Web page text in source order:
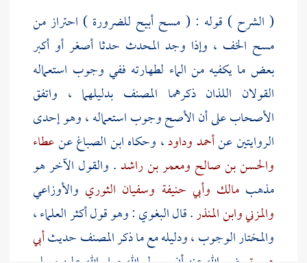
( الشرح ) قوله : ( مسح أبيح للضرورة ) احتراز من
مسح الخف ، وإذا وجد المحدث حدثا أصغر أو أكبر
بعض ما يكفيه من الماء لطهارته ففي وجوب استعماله
القولان اللذان ذكرهما المصنف بدليلهما ، واتفق
الأصحاب على أن الأصح وجوب استعماله ، وهو إحدى
الروايتين عنأحمدوداود، وحكاهابن الصباغعنعطاء
والحسن بن صالح ومعمر بن راشد. والقول الآخر هو
مذهبمالك وأبي حنيفة وسفيان الثوري والأوزاعي
والمزنيوابن المنذر. قالالبغوي: وهو قول أكثر العلماء ،
والمختار الوجوب ، ودليله مع ما ذكرالمصنفحديثأبي